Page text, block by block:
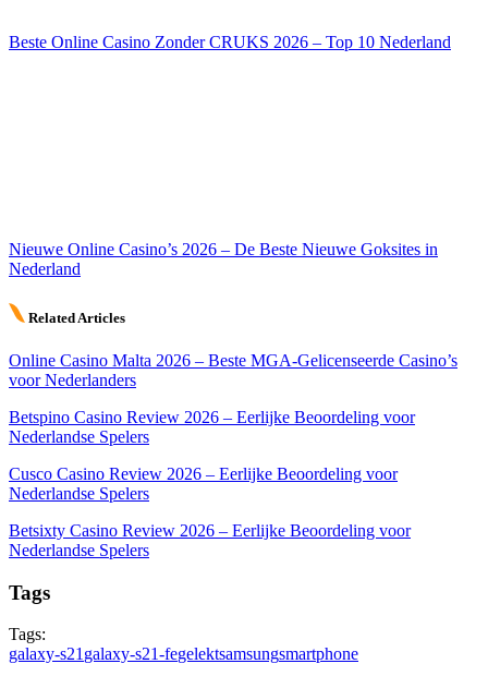
Beste Online Casino Zonder CRUKS 2026 – Top 10 Nederland
Nieuwe Online Casino’s 2026 – De Beste Nieuwe Goksites in
Nederland
Related Articles
Online Casino Malta 2026 – Beste MGA-Gelicenseerde Casino’s
voor Nederlanders
Betspino Casino Review 2026 – Eerlijke Beoordeling voor
Nederlandse Spelers
Cusco Casino Review 2026 – Eerlijke Beoordeling voor
Nederlandse Spelers
Betsixty Casino Review 2026 – Eerlijke Beoordeling voor
Nederlandse Spelers
Tags
Tags:
galaxy-s21 galaxy-s21-fegelektsamsungsmartphone